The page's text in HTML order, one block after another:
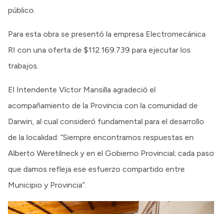
público.
Para esta obra se presentó la empresa Electromecánica
RI con una oferta de $112.169.739 para ejecutar los
trabajos.
El Intendente Víctor Mansilla agradeció el
acompañamiento de la Provincia con la comunidad de
Darwin, al cual consideró fundamental para el desarrollo
de la localidad: “Siempre encontramos respuestas en
Alberto Weretilneck y en el Gobierno Provincial; cada paso
que damos refleja ese esfuerzo compartido entre
Municipio y Provincia”.